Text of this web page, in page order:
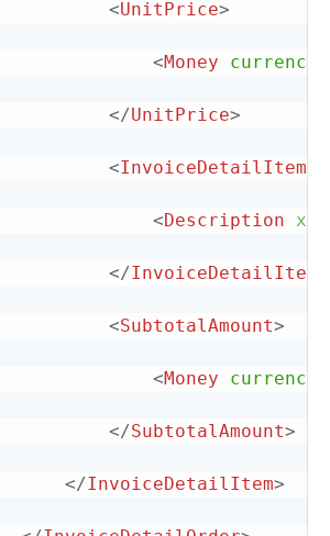
<UnitPrice>
<Money currency
</UnitPrice>
<
<Description
</
<SubtotalAmount>
<Money currency
</SubtotalAmount>
</InvoiceDetailItem>